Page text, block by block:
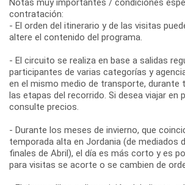
contratación:
- El orden del itinerario y de las visitas
altere el contenido del programa.
- El circuito se realiza en base a salidas
participantes de varias categorías y
en el mismo medio de transporte, durante
las etapas del recorrido. Si desea viajar en
consulte precios.
- Durante los meses de invierno, que
temporada alta en Jordania (de mediados
finales de Abril), el día es más corto y es
para visitas se acorte o se cambien de